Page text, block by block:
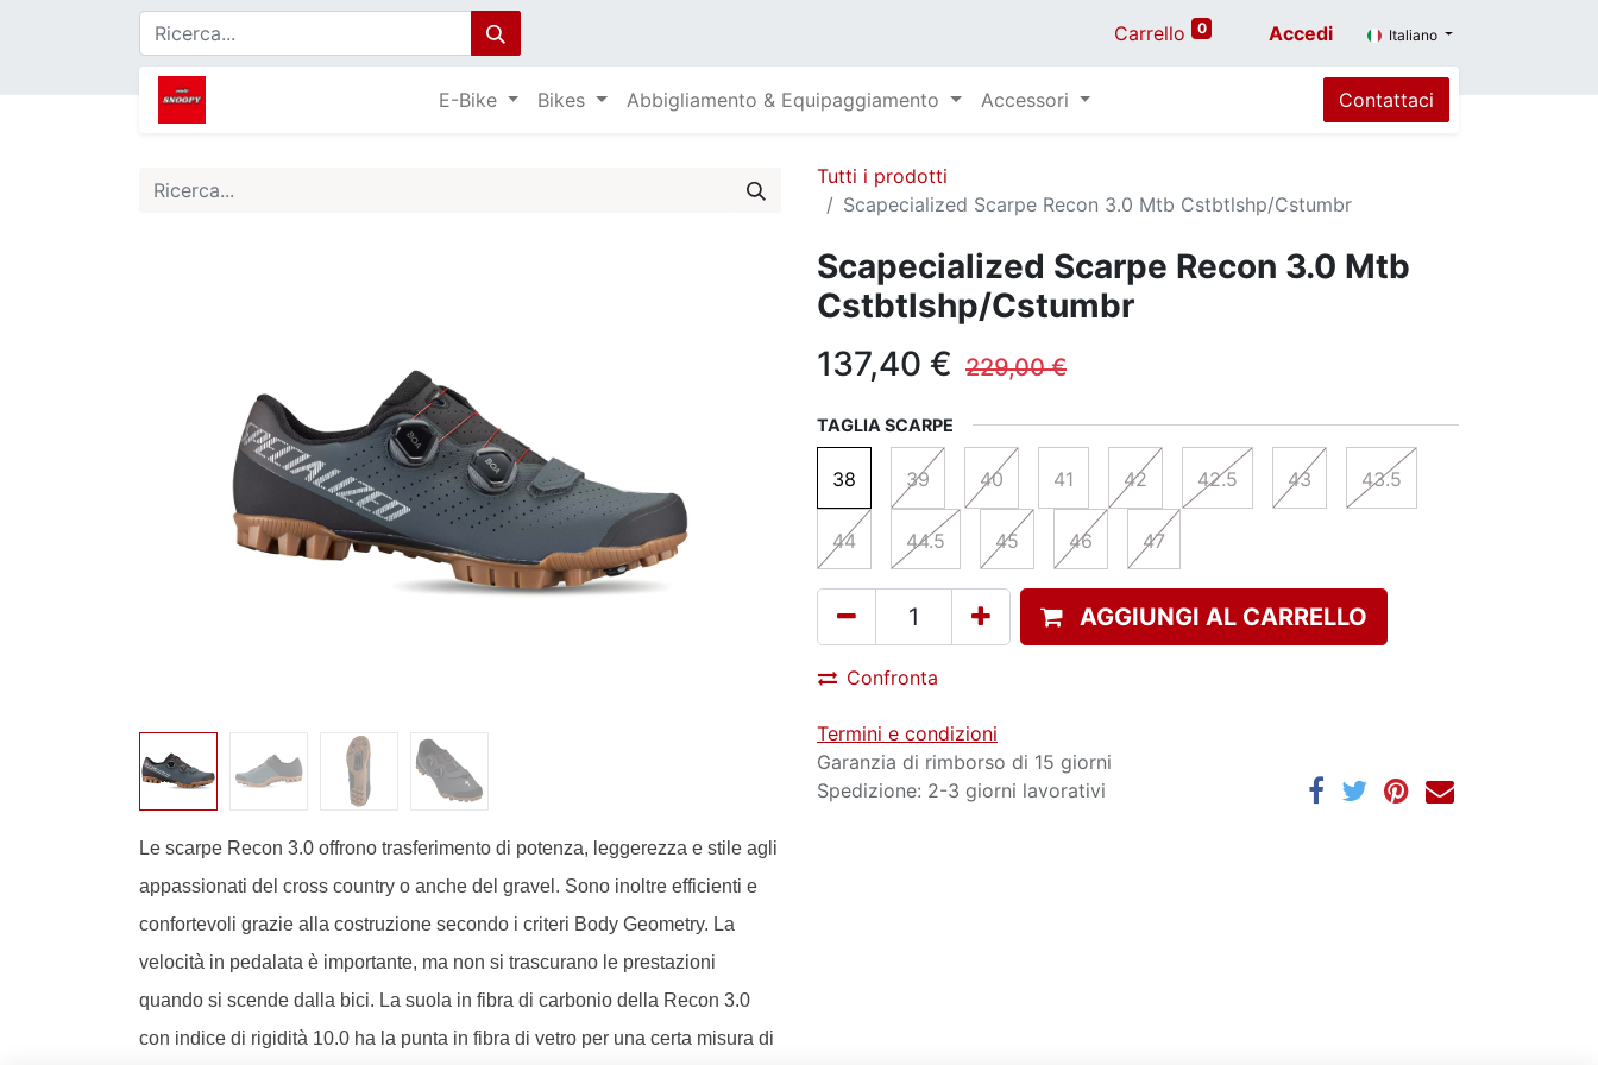
Carrello 0 Accedi Italiano
E-Bike Bikes Abbigliamento & Equipaggiamento Accessori Contattaci
Tutti i prodotti
Scapecialized Scarpe Recon 3.0 Mtb Cstbtlshp/Cstumbr
Le scarpe Recon 3.0 offrono trasferimento di potenza, leggerezza e stile agli
appassionati del cross country o anche del gravel. Sono inoltre efficienti e
confortevoli grazie alla costruzione secondo i criteri Body Geometry. La
velocità in pedalata è importante, ma non si trascurano le prestazioni
quando si scende dalla bici. La suola in fibra di carbonio della Recon 3.0
con indice di rigidità 10.0 ha la punta in fibra di vetro per una certa misura di
Scapecialized Scarpe Recon 3.0 Mtb
Cstbtlshp/Cstumbr
137,40 € 229,00€
TAGLIA SCARPE
38 39 40 41 42 42.5 43 43.5
44 44.5 45 46 47
AGGIUNGI AL CARRELLO
Confronta
Termini e condizioni
Garanzia di rimborso di 15 giorni
Spedizione: 2-3 giorni lavorativi